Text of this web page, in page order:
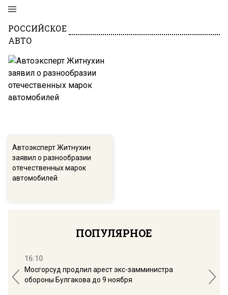
РОССИЙСКОЕ
АВТО
Автоэксперт Житнухин
заявил о разнообразии
отечественных марок
автомобилей
ПОПУЛЯРНОЕ
16:10
Мосгорсуд продлил арест экс-замминистра
обороны Булгакова до 9 ноября